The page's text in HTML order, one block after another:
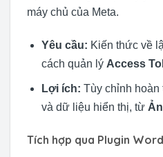
máy chủ của Meta.
Yêu cầu: Kiến thức về
cách quản lý Access
Lợi ích: Tùy chỉnh hoàn
và dữ liệu hiển thị, từ
Tích hợp qua Plugin